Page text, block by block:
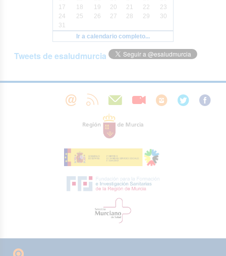
17
18 19 20 21 22
23
24
25 26 27 28 29
30
31
Ir a calendario completo...
Tweets de esaludmurcia